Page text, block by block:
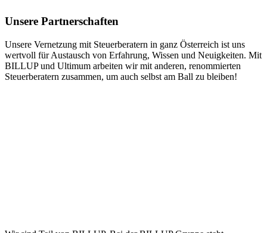
Unsere Partnerschaften
Unsere Vernetzung mit Steuerberatern in ganz Österreich ist uns
wertvoll für Austausch von Erfahrung, Wissen und Neuigkeiten. Mit
BILLUP und Ultimum arbeiten wir mit anderen, renommierten
Steuerberatern zusammen, um auch selbst am Ball zu bleiben!